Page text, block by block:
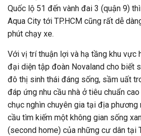
Quốc lộ 51 đến vành đai 3 (quận 9)
Aqua City tới TP.HCM cũng rất dễ
phút chạy xe.
Với vị trí thuận lợi và hạ tầng khu vực
đại diện tập đoàn Novaland cho biết
đô thị sinh thái đáng sống, sầm uất
đáp ứng nhu cầu nhà ở tiêu chuẩn
chục nghìn chuyên gia tại địa phương
cầu tìm kiếm một không gian sống
(second home) của những cư dân tại